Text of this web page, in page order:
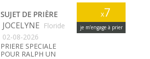
x7
je m’engage à prier
SUJET DE PRIÈRE
JOCELYNE Floride
02-08-2026
PRIERE SPECIALE
POUR RALPH UN